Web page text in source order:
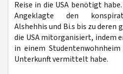
Reise in die USA benötigt
Angeklagte den
Alshehhis und Bi.s bis zu deren
die USA mitorganisiert, indem
in einem
Unterkunft vermittelt habe.